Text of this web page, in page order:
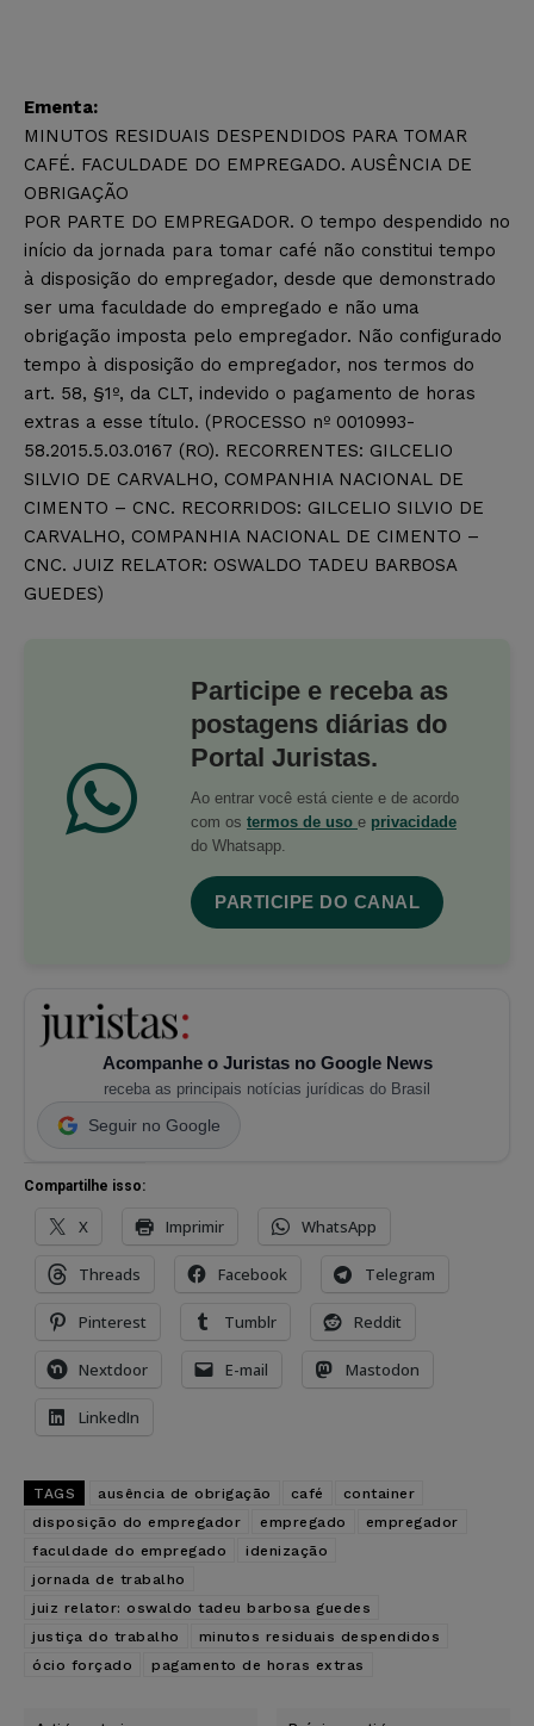
Ementa:
MINUTOS RESIDUAIS DESPENDIDOS PARA TOMAR
CAFÉ. FACULDADE DO EMPREGADO. AUSÊNCIA DE
OBRIGAÇÃO
POR PARTE DO EMPREGADOR. O tempo despendido no
início da jornada para tomar café não constitui tempo
à disposição do empregador, desde que demonstrado
ser uma faculdade do empregado e não uma
obrigação imposta pelo empregador. Não configurado
tempo à disposição do empregador, nos termos do
art. 58, §1º, da CLT, indevido o pagamento de horas
extras a esse título. (PROCESSO nº 0010993-
58.2015.5.03.0167 (RO). RECORRENTES: GILCELIO
SILVIO DE CARVALHO, COMPANHIA NACIONAL DE
CIMENTO – CNC. RECORRIDOS: GILCELIO SILVIO DE
CARVALHO, COMPANHIA NACIONAL DE CIMENTO –
CNC. JUIZ RELATOR: OSWALDO TADEU BARBOSA
GUEDES)
Participe e receba as
postagens diárias do
Portal Juristas.
Ao entrar você está ciente e de acordo
com os termos de uso e privacidade
do Whatsapp.
PARTICIPE DO CANAL
Acompanhe o Juristas no Google News
receba as principais notícias jurídicas do Brasil
Seguir no Google
Compartilhe isso:
X Imprimir WhatsApp
Threads Facebook Telegram
Pinterest Tumblr Reddit
Nextdoor E-mail Mastodon
LinkedIn
TAGS ausência de obrigação café
container
disposição do empregador
empregado
empregador
faculdade do empregado
idenização
jornada de trabalho
juiz relator: oswaldo tadeu barbosa guedes
justiça do trabalho
minutos residuais despendidos
ócio forçado
pagamento de horas extras